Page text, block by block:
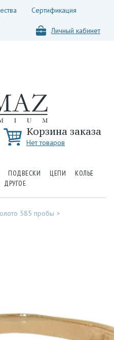
Сертификация
Личный кабинет
Корзина заказа
Нет товаров
ПОДВЕСКИ ЦЕПИ
КОЛЬЕ
ДРУГОЕ
585 пробы